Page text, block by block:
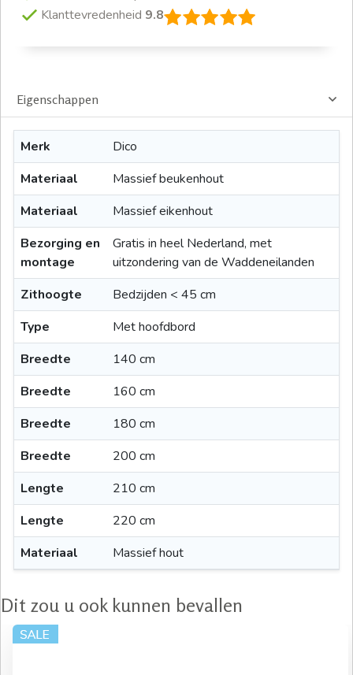
Klanttevredenheid 9.8
Eigenschappen
Merk
Dico
Materiaal
Massief beukenhout
Materiaal
Massief eikenhout
Bezorging en
montage
Gratis in heel Nederland, met
uitzondering van de Waddeneilanden
Zithoogte
Bedzijden < 45 cm
Type
Met hoofdbord
Breedte
140 cm
Breedte
160 cm
Breedte
180 cm
Breedte
200 cm
Lengte
210 cm
Lengte
220 cm
Materiaal
Massief hout
Dit zou u ook kunnen bevallen